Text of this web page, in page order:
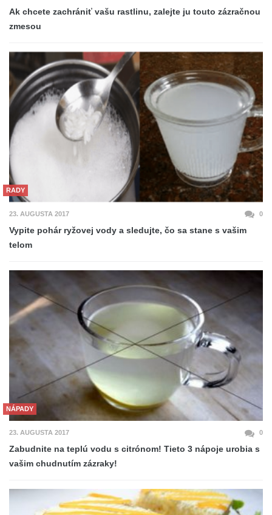
Ak chcete zachrániť vašu rastlinu, zalejte ju touto zázračnou
zmesou
RADY
23. AUGUSTA 2017 0
Vypite pohár ryžovej vody a sledujte, čo sa stane s vašim
telom
NÁPADY
23. AUGUSTA 2017 0
Zabudnite na teplú vodu s citrónom! Tieto 3 nápoje urobia s
vašim chudnutím zázraky!